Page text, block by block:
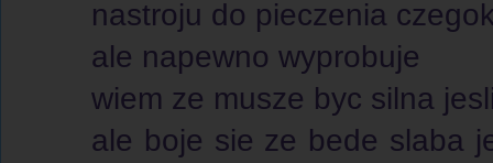
nastroju do pieczenia
ale napewno wyprobuje
wiem ze musze byc silna
ale boje sie ze bede slaba